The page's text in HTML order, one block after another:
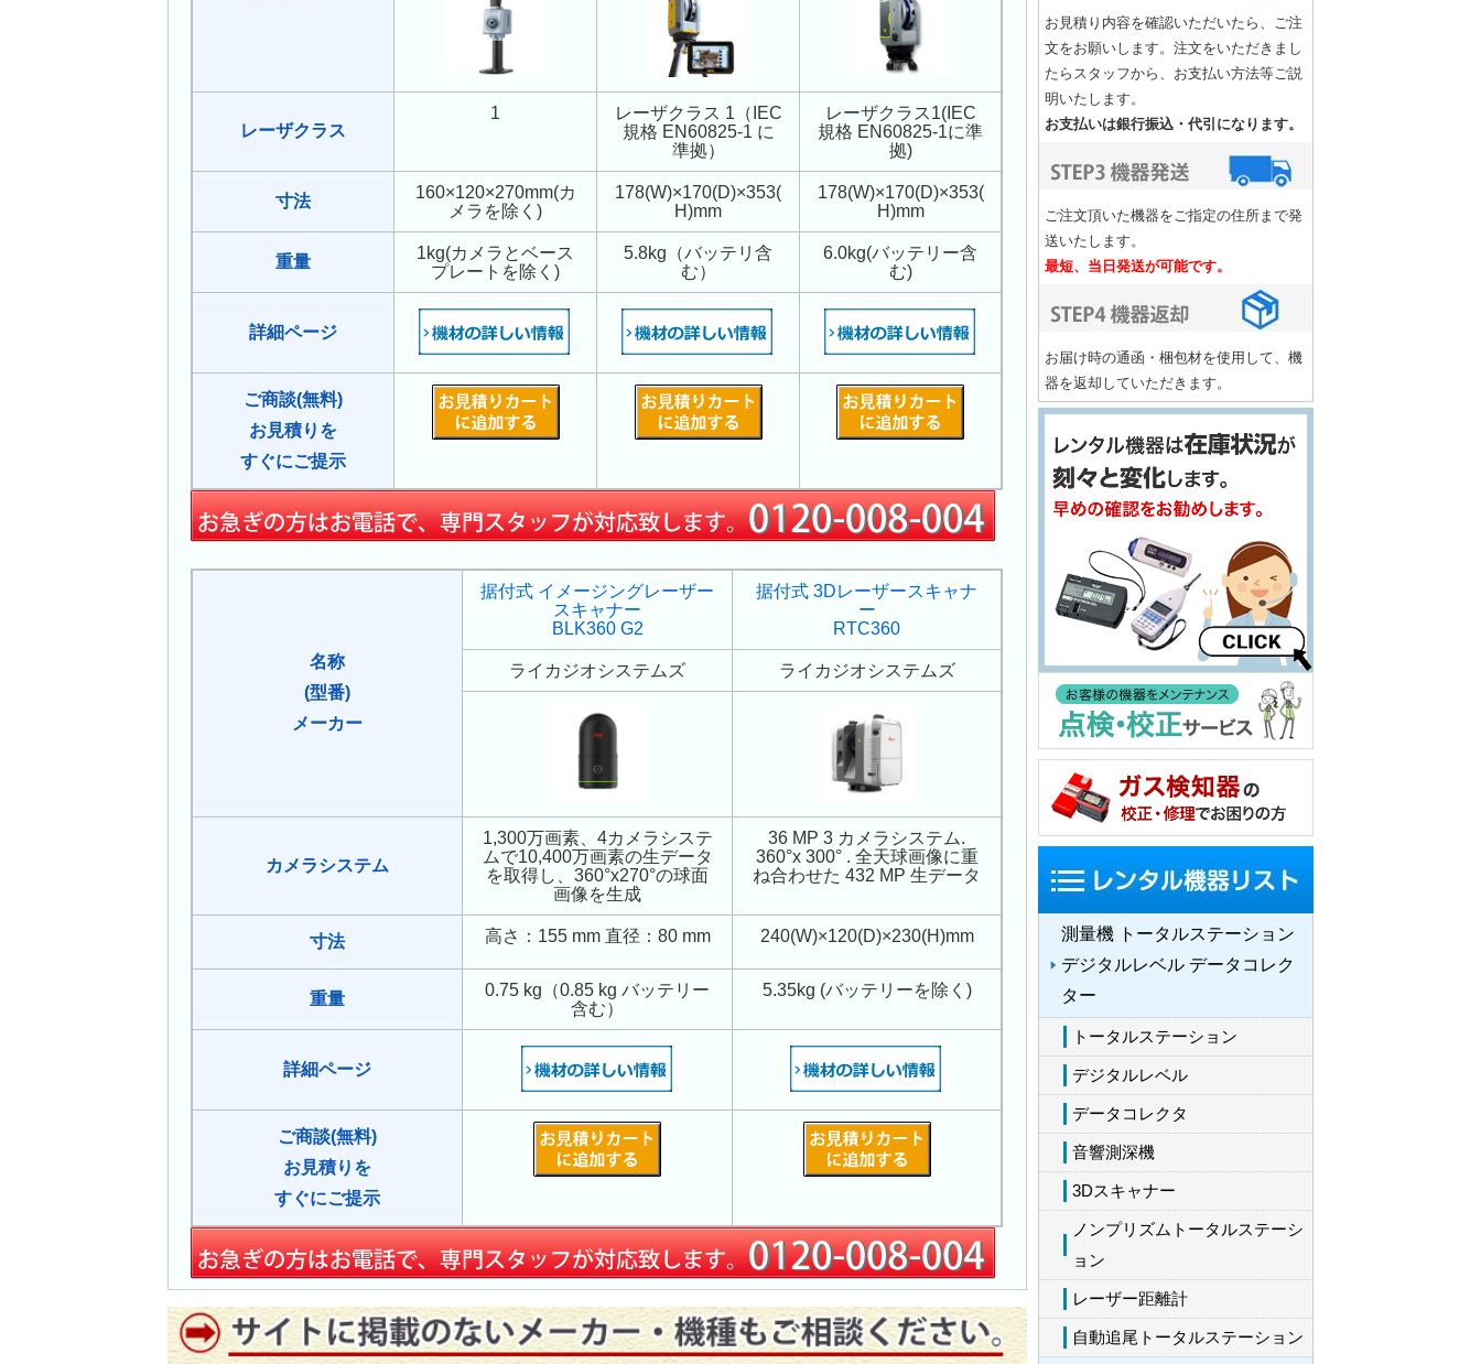
レーザクラス
1
レーザクラス 1（IEC
規格 EN60825-1 に
準拠）
レーザクラス1(IEC
規格 EN60825-1に準
拠)
寸法
160×120×270mm(カ
メラを除く)
178(W)×170(D)×353(
H)mm
178(W)×170(D)×353(
H)mm
重量
1kg(カメラとベース
プレートを除く)
5.8kg（バッテリ含
む）
6.0kg(バッテリー含
む)
詳細ページ
ご商談(無料)
お見積りを
すぐにご提示
名称
(型番)
メーカー
据付式 イメージングレーザー
スキャナー
BLK360 G2
据付式 3Dレーザースキャナ
ー
RTC360
ライカジオシステムズ ライカジオシステムズ
カメラシステム
1,300万画素、4カメラシステ
ムで10,400万画素の生データ
を取得し、360°x270°の球面
画像を生成
36 MP 3 カメラシステム.
360°x 300° . 全天球画像に重
ね合わせた 432 MP 生データ
寸法 高さ：155 mm 直径：80 mm 240(W)×120(D)×230(H)mm
重量
0.75 kg（0.85 kg バッテリー
含む）
5.35kg (バッテリーを除く)
詳細ページ
ご商談(無料)
お見積りを
すぐにご提示
お見積り内容を確認いただいたら、ご注
文をお願いします。注文をいただきまし
たらスタッフから、お支払い方法等ご説
明いたします。
お支払いは銀行振込・代引になります。
ご注文頂いた機器をご指定の住所まで発
送いたします。
最短、当日発送が可能です。
お届け時の通函・梱包材を使用して、機
器を返却していただきます。
測量機 トータルステーション
デジタルレベル データコレク
ター
トータルステーション
デジタルレベル
データコレクタ
音響測深機
3Dスキャナー
ノンプリズムトータルステーシ
ョン
レーザー距離計
自動追尾トータルステーション